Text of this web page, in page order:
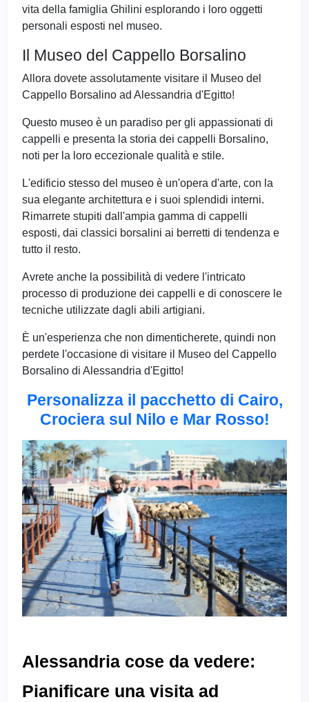
vita della famiglia Ghilini esplorando i loro oggetti
personali esposti nel museo.
Il Museo del Cappello Borsalino
Allora dovete assolutamente visitare il Museo del
Cappello Borsalino ad Alessandria d'Egitto!
Questo museo è un paradiso per gli appassionati di
cappelli e presenta la storia dei cappelli Borsalino,
noti per la loro eccezionale qualità e stile.
L'edificio stesso del museo è un'opera d'arte, con la
sua elegante architettura e i suoi splendidi interni.
Rimarrete stupiti dall'ampia gamma di cappelli
esposti, dai classici borsalini ai berretti di tendenza e
tutto il resto.
Avrete anche la possibilità di vedere l'intricato
processo di produzione dei cappelli e di conoscere le
tecniche utilizzate dagli abili artigiani.
È un'esperienza che non dimenticherete, quindi non
perdete l'occasione di visitare il Museo del Cappello
Borsalino di Alessandria d'Egitto!
Personalizza il pacchetto di Cairo,
Crociera sul Nilo e Mar Rosso!
Alessandria cose da vedere:
Pianificare una visita ad